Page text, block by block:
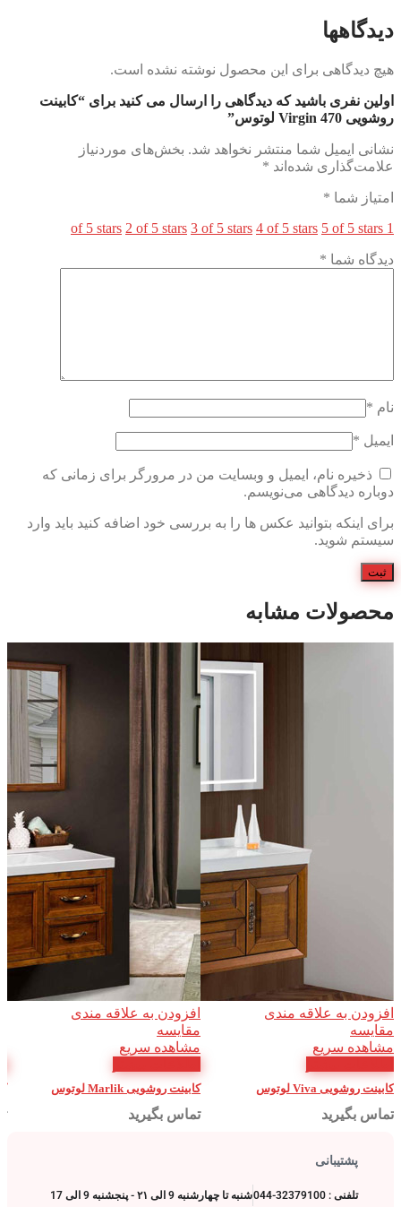
دیدگاهها
هیچ دیدگاهی برای این محصول نوشته نشده است.
اولین نفری باشید که دیدگاهی را ارسال می کنید برای “کابینت
روشویی Virgin 470 لوتوس”
نشانی ایمیل شما منتشر نخواهد شد. بخش‌های موردنیاز
علامت‌گذاری شده‌اند *
امتیاز شما *
1 of 5 stars
2 of 5 stars 3 of 5 stars 4 of 5 stars 5 of 5 stars
دیدگاه شما *
نام *
ایمیل *
ذخیره نام، ایمیل و وبسایت من در مرورگر برای زمانی که
دوباره دیدگاهی می‌نویسم.
برای اینکه بتوانید عکس ها را به بررسی خود اضافه کنید باید وارد
سیستم شوید.
محصولات مشابه
افزودن به علاقه مندی
مقایسه
مشاهده سریع
کابینت روشویی Viva لوتوس
تماس بگیرید
افزودن به علاقه مندی
مقایسه
مشاهده سریع
کابینت روشویی Marlik لوتوس
تماس بگیرید
پشتیبانی
تلفنی : 32379100-044 شنبه تا چهارشنبه 9 الی ۲۱ - پنجشنبه 9 الی 17